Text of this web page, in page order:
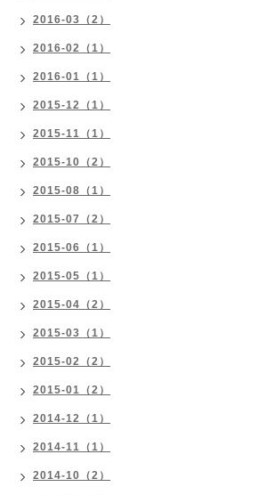
2016-03（2）
2016-02（1）
2016-01（1）
2015-12（1）
2015-11（1）
2015-10（2）
2015-08（1）
2015-07（2）
2015-06（1）
2015-05（1）
2015-04（2）
2015-03（1）
2015-02（2）
2015-01（2）
2014-12（1）
2014-11（1）
2014-10（2）